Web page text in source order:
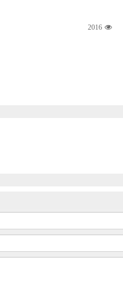
2016